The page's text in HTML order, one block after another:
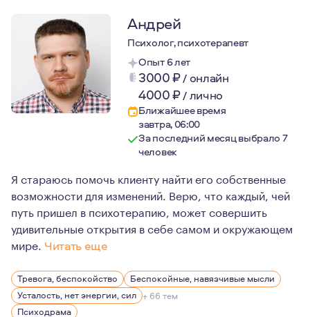
Андрей
Психолог, психотерапевт
Опыт 6 лет
3000₽/ онлайн
4000₽/лично
Ближайшее время
завтра, 06:00
За последний месяц выбрало 7
человек
Я стараюсь помочь клиенту найти его собственные
возможности для изменений. Верю, что каждый, чей
путь пришел в психотерапию, может совершить
удивительные открытия в себе самом и окружающем
мире. Читать еще
Для меня психологическое консультирование – это
Тревога, беспокойство
Беспокойные, навязчивые мысли
Усталость, нет энергии, сил + 66 тем
Психодрама